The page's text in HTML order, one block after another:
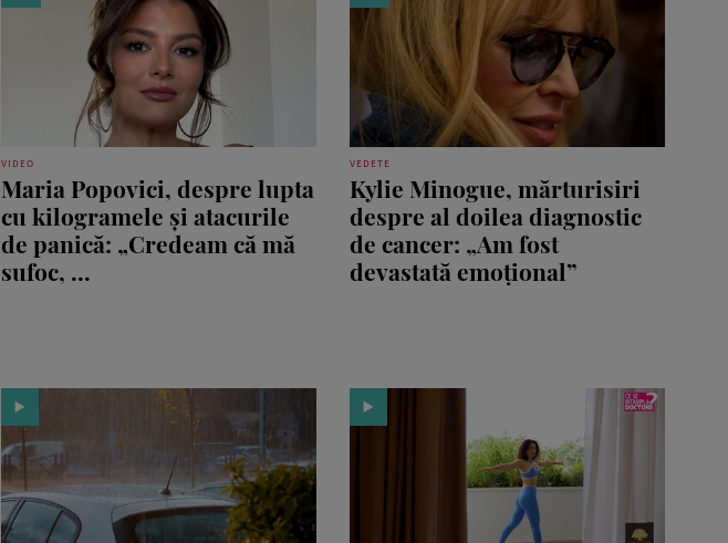
VIDEO
Maria Popovici, despre lupta
cu kilogramele și atacurile
de panică: „Credeam că mă
sufoc, ...
VEDETE
Kylie Minogue, mărturisiri
despre al doilea diagnostic
de cancer: „Am fost
devastată emoțional”